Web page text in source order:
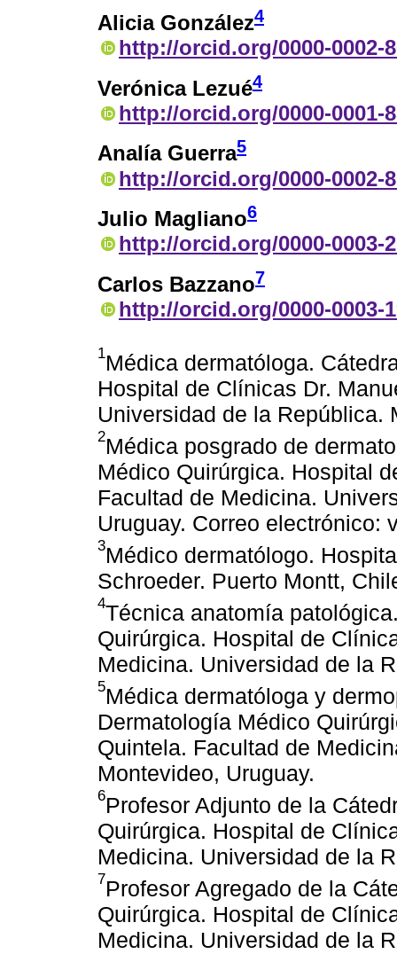
Alicia González4
http://orcid.org/0000-0002-
Verónica Lezué4
http://orcid.org/0000-0001-
Analía Guerra5
http://orcid.org/0000-0002-
Julio Magliano6
http://orcid.org/0000-0003-
Carlos Bazzano7
http://orcid.org/0000-0003-
1Médica dermatóloga.
Hospital de Clínicas Dr.
Universidad de la República.
2Médica posgrado de
Médico Quirúrgica. Hospital
Facultad de Medicina.
Uruguay. Correo electrónico:
3Médico dermatólogo.
Schroeder. Puerto Montt,
4Técnica anatomía
Quirúrgica. Hospital de
Medicina. Universidad de la
5Médica dermatóloga y
Dermatología Médico
Quintela. Facultad de
Montevideo, Uruguay.
6Profesor Adjunto de la
Quirúrgica. Hospital de
Medicina. Universidad de la
7Profesor Agregado de la
Quirúrgica. Hospital de
Medicina. Universidad de la